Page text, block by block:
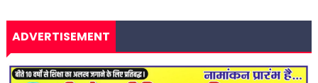
ADVERTISEMENT